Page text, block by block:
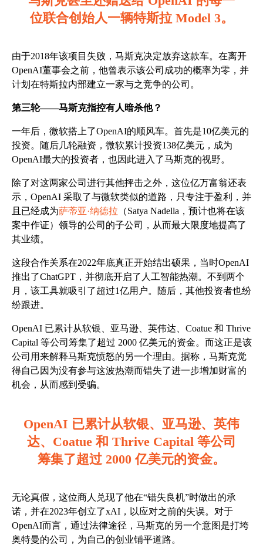
位联合创始人一辆特斯拉 Model 3。
由于2018年该项目失败，马斯克决定放弃这款车。在离开
OpenAI董事会之前，他曾表示该公司成功的概率为零，并
计划在特斯拉内部建立一家与之竞争的公司。
第三轮——马斯克指控有人暗杀他？
一年后，微软搭上了OpenAI的顺风车。首先是10亿美元的
投资。随后几轮融资，微软累计投资138亿美元，成为
OpenAI最大的投资者，也因此进入了马斯克的视野。
除了对这两家公司进行其他抨击之外，这位亿万富翁还表
示，OpenAI 采取了与微软类似的道路，只专注于盈利，并
且已经成为萨蒂亚·纳德拉 （Satya Nadella，预计也将在该
案中作证）领导的公司的子公司，从而最大限度地提高了
其业绩。
这段合作关系在2022年底真正开始结出硕果，当时OpenAI
推出了ChatGPT，并彻底开启了人工智能热潮。不到两个
月，该工具就吸引了超过1亿用户。随后，其他投资者也纷
纷跟进。
OpenAI 已累计从软银、亚马逊、英伟达、Coatue 和 Thrive
Capital 等公司筹集了超过 2000 亿美元的资金。而这正是该
公司用来解释马斯克愤怒的另一个理由。据称，马斯克觉
得自己因为没有参与这波热潮而错失了进一步增加财富的
机会，从而感到受骗。
OpenAI 已累计从软银、亚马逊、英伟
达、Coatue 和 Thrive Capital 等公司
筹集了超过 2000 亿美元的资金。
无论真假，这位商人兑现了他在“错失良机”时做出的承
诺，并在2023年创立了xAI，以应对之前的失误。对于
OpenAI而言，通过法律途径，马斯克的另一个意图是打垮
奥特曼的公司，为自己的创业铺平道路。